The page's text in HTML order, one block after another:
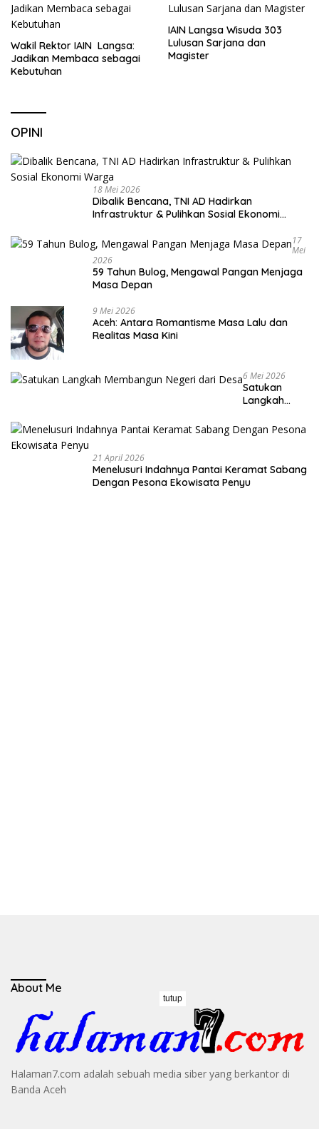
Wakil Rektor IAIN Langsa:
Jadikan Membaca sebagai
Kebutuhan
IAIN Langsa Wisuda 303
Lulusan Sarjana dan
Magister
OPINI
18 Mei 2026
Dibalik Bencana, TNI AD Hadirkan
Infrastruktur & Pulihkan Sosial Ekonomi
17
Mei
2026
59 Tahun Bulog, Mengawal Pangan Menjaga
Masa Depan
9 Mei 2026
Aceh: Antara Romantisme Masa Lalu dan
Realitas Masa Kini
6 Mei 2026
Satukan
Langkah
Negeri dari
Desa
21 April 2026
Menelusuri Indahnya Pantai Keramat Sabang
Dengan Pesona Ekowisata Penyu
About Me
Halaman7.com adalah sebuah media siber yang berkantor di
Banda Aceh
tutup